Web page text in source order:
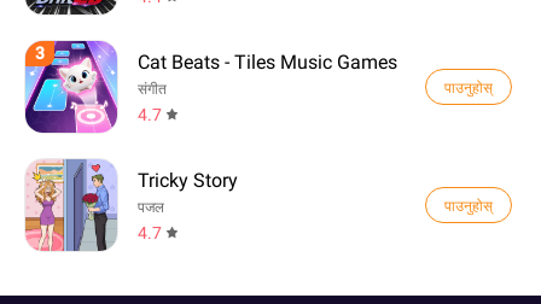
3 Cat Beats - Tiles Music Games
संगीत
4.7
पाउनुहोस्
Tricky Story
पजल
4.7
पाउनुहोस्